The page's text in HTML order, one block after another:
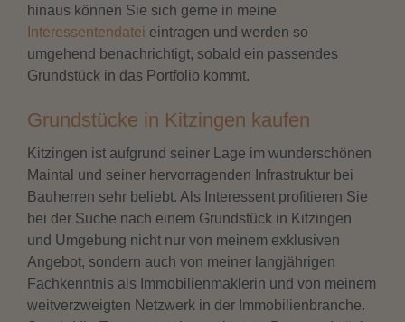
hinaus können Sie sich gerne in meine
Interessentendatei eintragen und werden so
umgehend benachrichtigt, sobald ein passendes
Grundstück in das Portfolio kommt.
Grundstücke in Kitzingen kaufen
Kitzingen ist aufgrund seiner Lage im wunderschönen
Maintal und seiner hervorragenden Infrastruktur bei
Bauherren sehr beliebt. Als Interessent profitieren Sie
bei der Suche nach einem Grundstück in Kitzingen
und Umgebung nicht nur von meinem exklusiven
Angebot, sondern auch von meiner langjährigen
Fachkenntnis als Immobilienmaklerin und von meinem
weitverzweigten Netzwerk in der Immobilienbranche.